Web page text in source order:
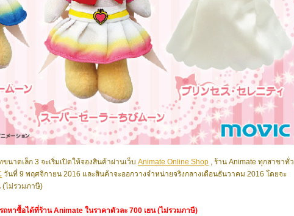
ขนาดเล็ก 3 จะเริ่มเปิดให้จองสินค้าผ่านเว็บ Animate Online Shop , ร้าน Animate ทุกสาขาทั่ว
วันที่ 9 พฤศจิกายน 2016 และสินค้าจะออกวางจำหน่ายจริงกลางเดือนธันวาคม 2016 โดยจะ
(ไม่รวมภาษี)
หาซื้อได้ที่ร้าน Animate ในราคาตัวละ 700 เยน (ไม่รวมภาษี)